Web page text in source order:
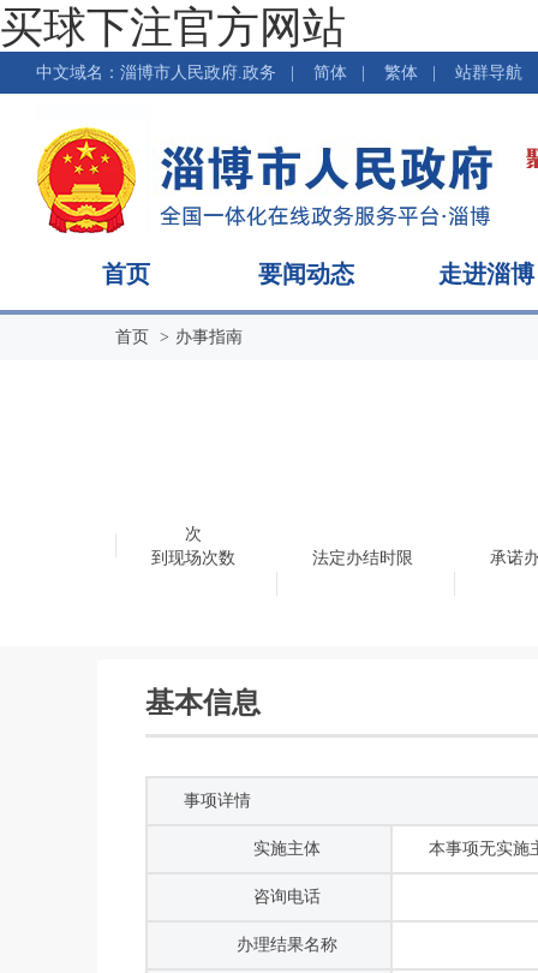
买球下注官方网站
中文域名：淄博市人民政府.政务 简体 繁体 站群导航
首页 要闻动态 走进淄博
首页 办事指南
次
到现场次数
法定办结时限 承诺
基本信息
事项详情
实施主体 本事项无实施
咨询电话
办理结果名称